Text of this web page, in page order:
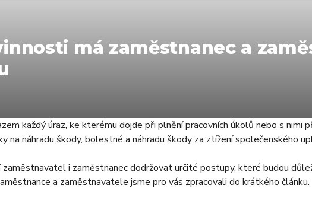
má zaměstnanec a
každý úraz, ke kterému dojde při plnění pracovních úkolů nebo s nimi
na náhradu škody, bolestné a náhradu škody za ztížení společenského
zaměstnavatel i zaměstnanec dodržovat určité postupy, které budou
a zaměstnavatele jsme pro vás zpracovali do krátkého článku.